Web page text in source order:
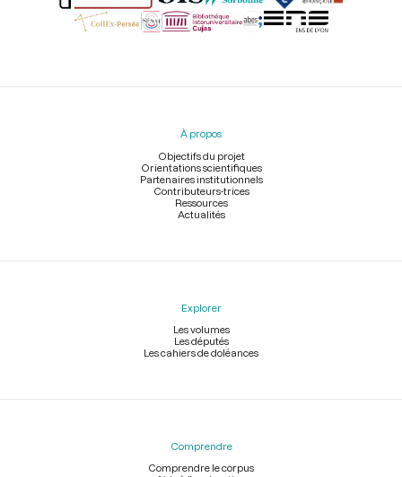
Menu
À propos
Objectifs du projet
Orientations scientifiques
Partenaires institutionnels
Contributeurs-trices
Ressources
Actualités
Explorer
Les volumes
Les députés
Les cahiers de doléances
Comprendre
Comprendre le corpus